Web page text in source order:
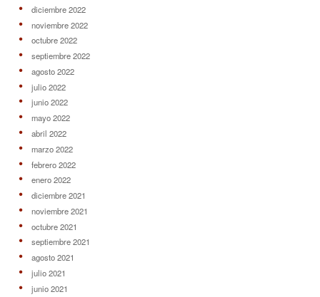
diciembre 2022
noviembre 2022
octubre 2022
septiembre 2022
agosto 2022
julio 2022
junio 2022
mayo 2022
abril 2022
marzo 2022
febrero 2022
enero 2022
diciembre 2021
noviembre 2021
octubre 2021
septiembre 2021
agosto 2021
julio 2021
junio 2021